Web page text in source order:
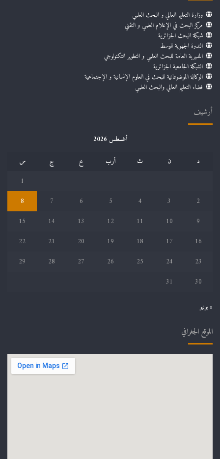
وزارة التعليم العالي و البحث العلمي
مركز البحث في الإعلام العلمي و التقني
شبكة البحث الجزائرية
الندوة الجهوية للوسط
المديرية العامة للبحث العلمي و التطوير التكنولوجي
الشبكة الجامعية الجزائرية
الوكالة الموضوعاتية للبحث في العلوم الإنسانية و الإجتماعية
فضاء التعليم العالي والبحث العلمي
أرشيف
أغسطس 2026
د
ن ث أرب خ ج
س
1
2
3
4
5
6
7
8
9
10
11
12
13
14
15
16
17
18
19
20
21
22
23
24
25
26
27
28
29
30
31
« يونيو
الموقع الجغرافي